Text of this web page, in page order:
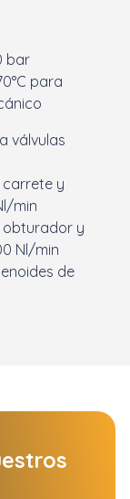
bar
para
válvulas
carrete y
min
obturador y
Nl/min
de